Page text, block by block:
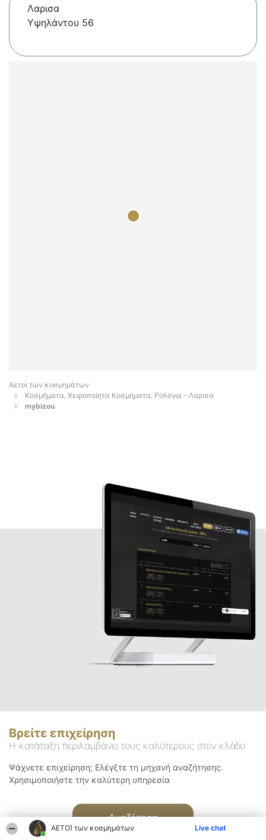
ΑΕΤΟΊ των κοσμημάτων Live chat
Λαρισα
Υψηλάντου 56
Αετοί των κοσμημάτων
Κοσμήματα, Χειροποίητα Κοσμήματα, Ρολόγια - Λαρισα
mybizou
Βρείτε επιχείρηση
Η κατάταξη περιλαμβάνει τους καλύτερους στον κλάδο
Ψάχνετε επιχείρηση; Ελέγξτε τη μηχανή αναζήτησης.
Χρησιμοποιήστε την καλύτερη υπηρεσία
Αναζήτηση